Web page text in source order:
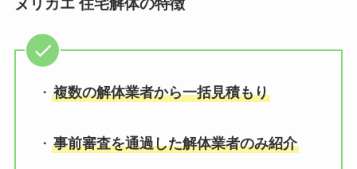
・ 複数の解体業者から一括見積もり
・ 事前審査を通過した解体業者のみ紹介